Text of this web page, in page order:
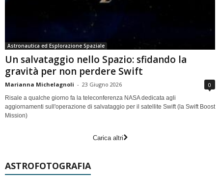
Astronautica ed Esplorazione Spaziale
Un salvataggio nello Spazio: sfidando la
gravità per non perdere Swift
Marianna Michelagnoli - 23 Giugno 2026 0
Risale a qualche giorno fa la teleconferenza NASA dedicata agli
aggiornamenti sull'operazione di salvataggio per il satellite Swift (la Swift Boost
Mission)
Carica altri
ASTROFOTOGRAFIA